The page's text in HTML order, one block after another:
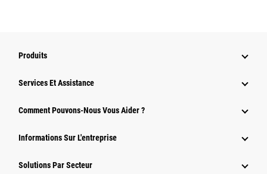
Produits
Services Et Assistance
Comment Pouvons-Nous Vous Aider ?
Informations Sur L'entreprise
Solutions Par Secteur